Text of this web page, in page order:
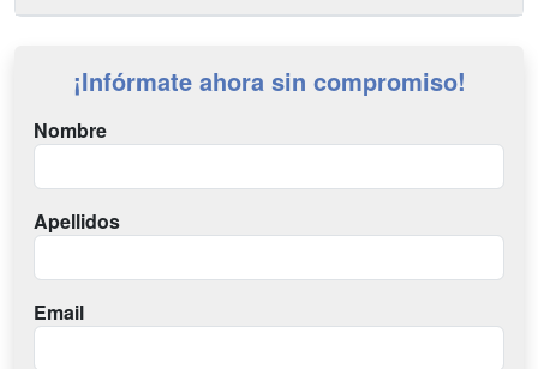
¡Infórmate ahora sin compromiso!
Nombre
Apellidos
Email